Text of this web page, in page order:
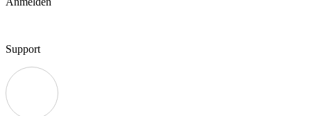
Support